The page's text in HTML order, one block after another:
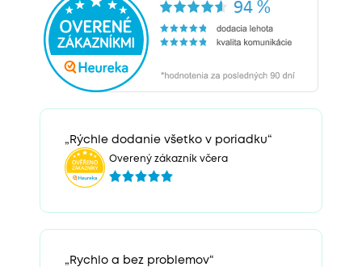
„Rýchle dodanie všetko v poriadku“
Overený zákazník včera
„Rychlo a bez problemov“